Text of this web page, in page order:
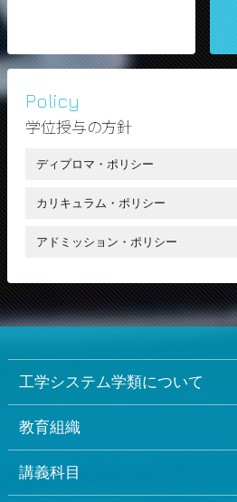
Policy
学位授与の方針
ディプロマ・ポリシー
カリキュラム・ポリシー
アドミッション・ポリシー
工学システム学類について
教育組織
講義科目